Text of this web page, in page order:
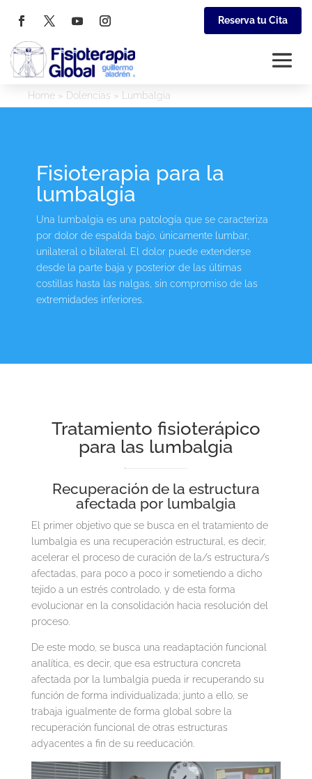
Reserva tu Cita
Home » Dolencias » Lumbalgia
Fisioterapia para la
lumbalgia
Una lumbalgia es una patología que se caracteriza
por dolor de espalda bajo, únicamente lumbar,
unilateral o bilateral. El dolor puede extenderse
desde la parte baja y posterior de las últimas
costillas hasta las nalgas, sin compromiso de las
extremidades inferiores.
Tratamiento fisioterápico
para las lumbalgia
Recuperación de la estructura
afectada por lumbalgia
El primer objetivo que se busca en el tratamiento de
lumbalgia es una recuperación estructural, es decir,
acelerar el proceso de curación de la/s estructura/s
afectadas, para poco a poco ir sometiendo a dicho
tejido a un estrés controlado, y de esta forma
evolucionar en la consolidación hacia resolución del
proceso.
De este modo, se busca una readaptación funcional
analítica, es decir, que esa estructura concreta
afectada por la lumbalgia pueda ir recuperando su
función de forma individualizada; junto a ello, se
trabaja igualmente de forma global sobre la
recuperación funcional de otras estructuras
adyacentes a fin de su reeducación.